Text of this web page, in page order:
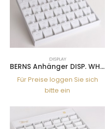
DISPLAY
BERNS Anhänger DISP. WH.PU 36
Für Preise loggen Sie sich
bitte ein